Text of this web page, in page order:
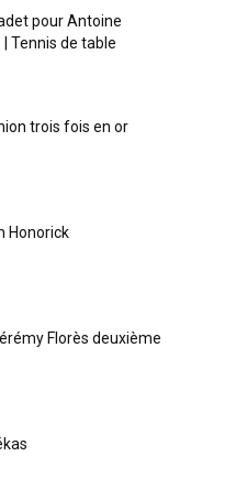
pour Antoine
| Tennis de table
trois fois en or
Honorick
Florès deuxième